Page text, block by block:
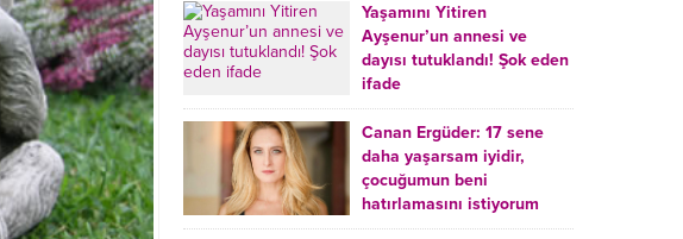
hastalığıdır. Uyuz hastalığı
(Urticaria), deride veya...
Yaşamını Yitiren
Ayşenur’un annesi ve
dayısı tutuklandı! Şok eden
ifade
Burdur’da yatağında ölü
bulunan Ayşenur Kazık’ın (2)
annesi Kader Karadeniz (23)
ile dayısı Hızır Tunç
Çetinkaya (19) tutuklandı.
Çetinkaya, ifadesinde...
Canan Ergüder: 17 sene
daha yaşarsam iyidir,
çocuğumun beni
hatırlamasını istiyorum
Kanser tedavisi gören ünlü